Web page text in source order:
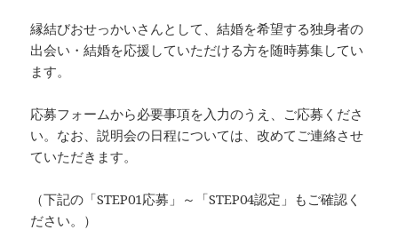
縁結びおせっかいさんとして、結婚を希望する独身者の
出会い・結婚を応援していただける方を随時募集してい
ます。
応募フォームから必要事項を入力のうえ、ご応募くださ
い。なお、説明会の日程については、改めてご連絡させ
ていただきます。
（下記の「STEP01応募」～「STEP04認定」もご確認く
ださい。）